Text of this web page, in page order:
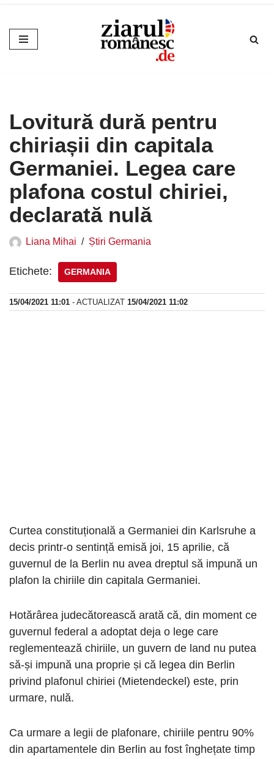
Sari
la
Lovitură dură pentru
chiriașii din capitala
Germaniei. Legea care
plafona costul chiriei,
declarată nulă
Liana Mihai Știri Germania
Etichete: GERMANIA
15/04/2021 11:01 - ACTUALIZAT 15/04/2021 11:02
Curtea constituțională a Germaniei din Karlsruhe a
decis printr-o sentință emisă joi, 15 aprilie, că
guvernul de la Berlin nu avea dreptul să impună un
plafon la chiriile din capitala Germaniei.
Hotărârea judecătorească arată că, din moment ce
guvernul federal a adoptat deja o lege care
reglementează chiriile, un guvern de land nu putea
să-și impună una proprie și că legea din Berlin
privind plafonul chiriei (Mietendeckel) este, prin
urmare, nulă.
Ca urmare a legii de plafonare, chiriile pentru 90%
din apartamentele din Berlin au fost înghețate timp